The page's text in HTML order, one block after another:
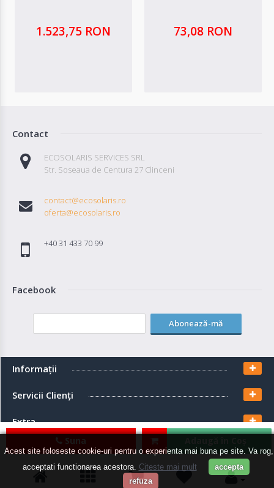
Acest site foloseste cookie-uri pentru o experienta mai buna pe site. Va rog,
acceptati functionarea acestora. Citeste mai mult
accepta
refuza
1.523,75 RON 73,08 RON
Suna
Contact
ECOSOLARIS SERVICES SRL
Str. Soseaua de Centura 27 Clinceni
contact@ecosolaris.ro
oferta@ecosolaris.ro
+40 31 433 70 99
Facebook
Abonează-mă
Informaţii
Servicii Clienţi
Extra
Contul meu